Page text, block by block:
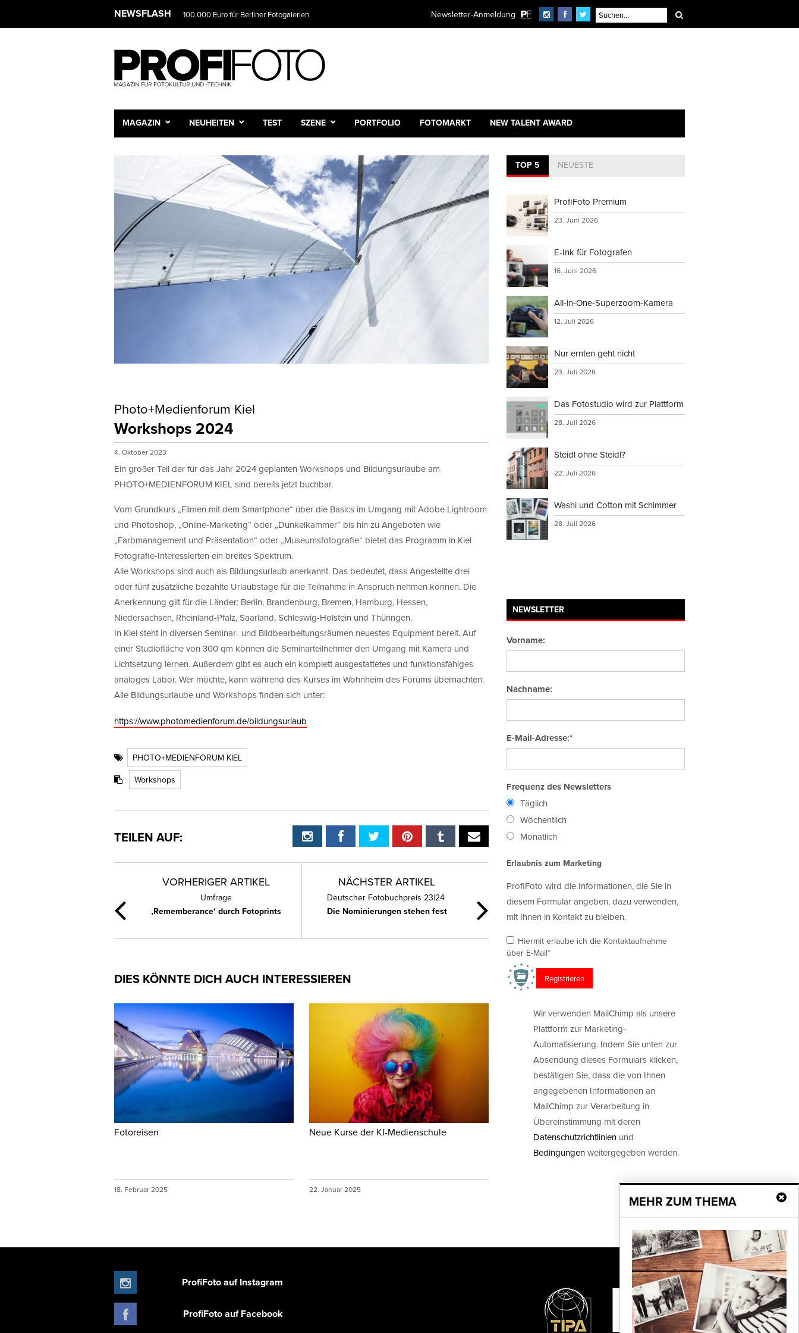
NEWSFLASH 100.000 Euro für Berliner Fotogalerien Newsletter-Anmeldung
MAGAZIN NEUHEITEN TEST SZENE PORTFOLIO FOTOMARKT NEW TALENT AWARD
Photo+Medienforum Kiel
Workshops 2024
4. Oktober 2023
Ein großer Teil der für das Jahr 2024 geplanten Workshops und Bildungsurlaube am
PHOTO+MEDIENFORUM KIEL sind bereits jetzt buchbar.
Vom Grundkurs „Filmen mit dem Smartphone“ über die Basics im Umgang mit Adobe Lightroom
und Photoshop, „Online-Marketing“ oder „Dunkelkammer“ bis hin zu Angeboten wie
„Farbmanagement und Präsentation“ oder „Museumsfotografie“ bietet das Programm in Kiel
Fotografie-Interessierten ein breites Spektrum.
Alle Workshops sind auch als Bildungsurlaub anerkannt. Das bedeutet, dass Angestellte drei
oder fünf zusätzliche bezahlte Urlaubstage für die Teilnahme in Anspruch nehmen können. Die
Anerkennung gilt für die Länder: Berlin, Brandenburg, Bremen, Hamburg, Hessen,
Niedersachsen, Rheinland-Pfalz, Saarland, Schleswig-Holstein und Thüringen.
In Kiel steht in diversen Seminar- und Bildbearbeitungsräumen neuestes Equipment bereit. Auf
einer Studiofläche von 300 qm können die Seminarteilnehmer den Umgang mit Kamera und
Lichtsetzung lernen. Außerdem gibt es auch ein komplett ausgestattetes und funktionsfähiges
analoges Labor. Wer möchte, kann während des Kurses im Wohnheim des Forums übernachten.
Alle Bildungsurlaube und Workshops finden sich unter:
https://www.photomedienforum.de/bildungsurlaub
PHOTO+MEDIENFORUM KIEL
Workshops
TEILEN AUF:
VORHERIGER ARTIKEL
Umfrage
‚Rememberance‘ durch Fotoprints
NÄCHSTER ARTIKEL
Deutscher Fotobuchpreis 23|24
Die Nominierungen stehen fest
DIES KÖNNTE DICH AUCH INTERESSIEREN
Fotoreisen
18. Februar 2025
Neue Kurse der KI-Medienschule
22. Januar 2025
TOP 5 NEUESTE
ProfiFoto Premium
23. Juni 2026
E-Ink für Fotografen
16. Juni 2026
All-in-One-Superzoom-Kamera
12. Juli 2026
Nur ernten geht nicht
23. Juli 2026
Das Fotostudio wird zur Plattform
28. Juli 2026
Steidl ohne Steidl?
22. Juli 2026
Washi und Cotton mit Schimmer
28. Juli 2026
NEWSLETTER
Vorname:
Nachname:
E-Mail-Adresse:*
Frequenz des Newsletters
Täglich
Wöchentlich
Monatlich
Erlaubnis zum Marketing
ProfiFoto wird die Informationen, die Sie in
diesem Formular angeben, dazu verwenden,
mit Ihnen in Kontakt zu bleiben.
Hiermit erlaube ich die Kontaktaufnahme
über E-Mail*
Wir verwenden MailChimp als unsere
Plattform zur Marketing-
Automatisierung. Indem Sie unten zur
Absendung dieses Formulars klicken,
bestätigen Sie, dass die von Ihnen
angegebenen Informationen an
MailChimp zur Verarbeitung in
Übereinstimmung mit deren
Datenschutzrichtlinien und
Bedingungenweitergegeben werden.
MEHR ZUM THEMA
ProfiFoto auf Instagram
ProfiFoto auf Facebook